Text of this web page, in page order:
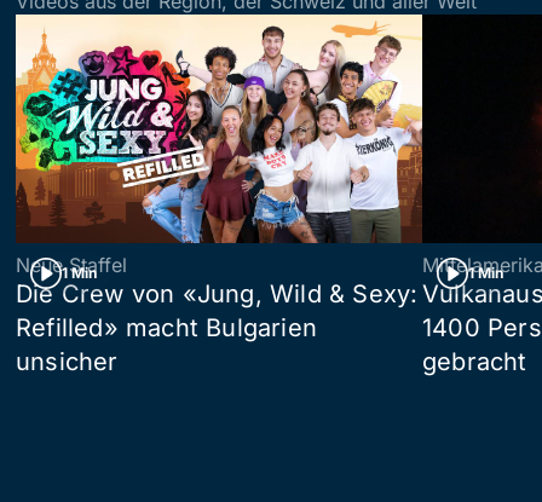
1 Min
Neue Staffel
Die Crew von «Jung, Wild & Sexy:
Refilled» macht Bulgarien
unsicher
1 Min
1400
gebracht